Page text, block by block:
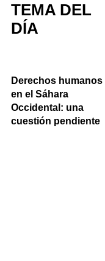
TEMA DEL
DÍA
Derechos humanos
en el Sáhara
Occidental: una
cuestión pendiente